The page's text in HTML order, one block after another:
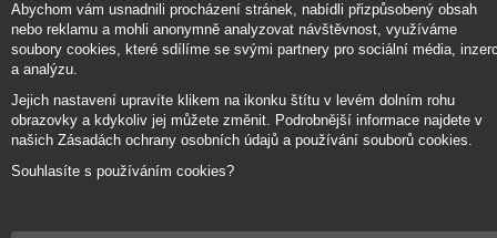
Copyright © 2017–2026
Abychom vám usnadnili procházení stránek, nabídli přizpůsobený obsah
nebo reklamu a mohli anonymně analyzovat návštěvnost, využíváme
soubory cookies, které sdílíme se svými partnery pro sociální média,
a analýzu.
Jejich nastavení upravíte klikem na ikonku štítu v levém dolním rohu
obrazovky a kdykoliv jej můžete změnit. Podrobnější informace najdete v
našich Zásadách ochrany osobních údajů a používání souborů cookies.
Souhlasíte s používáním cookies?